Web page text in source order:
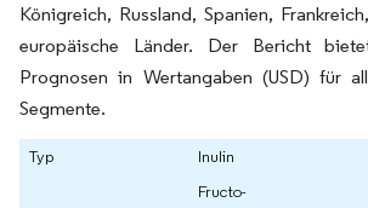
Königreich, Russland, Spanien,
europäische Länder. Der Bericht
Prognosen in Wertangaben (USD) für
Segmente.
Typ
Inulin
Fructo-